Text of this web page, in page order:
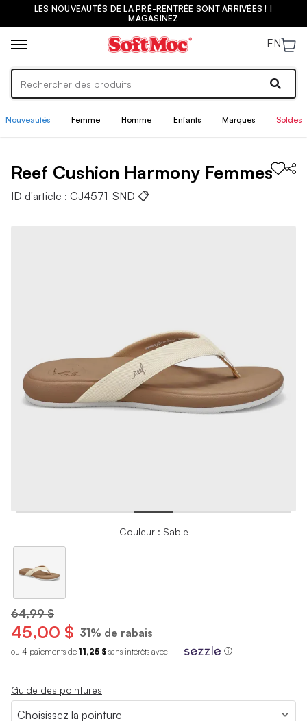
LES NOUVEAUTÉS DE LA PRÉ-RENTRÉE SONT ARRIVÉES ! |
MAGASINEZ
EN
Nouveautés Femme Homme Enfants Marques Soldes
Reef Cushion Harmony Femmes
ID d'article : CJ4571-SND 📋
Couleur : Sable
64,99 $
45,00 $ 31% de rabais
ou 4 paiements de 11,25 $ sans intérêts avec ⓘ
Guide des pointures